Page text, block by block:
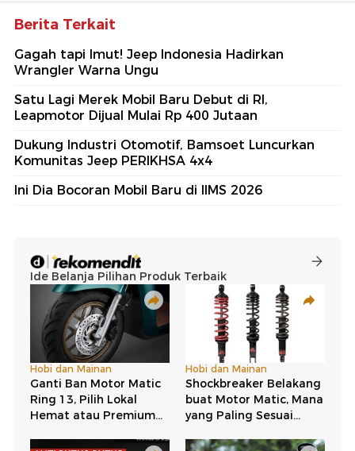
Berita Terkait
Gagah tapi Imut! Jeep Indonesia Hadirkan
Wrangler Warna Ungu
Satu Lagi Merek Mobil Baru Debut di RI,
Leapmotor Dijual Mulai Rp 400 Jutaan
Dukung Industri Otomotif, Bamsoet Luncurkan
Komunitas Jeep PERIKHSA 4x4
Ini Dia Bocoran Mobil Baru di IIMS 2026